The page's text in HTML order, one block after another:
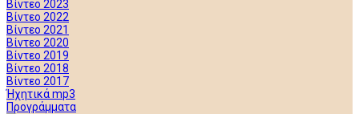
Βίντεο 2023
Βίντεο 2022
Βίντεο 2021
Βίντεο 2020
Βίντεο 2019
Βίντεο 2018
Βίντεο 2017
Ήχητικά mp3
Προγράμματα